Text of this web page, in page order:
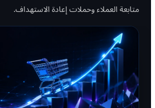
متابعة العملاء وحملات إعادة الاستهداف.